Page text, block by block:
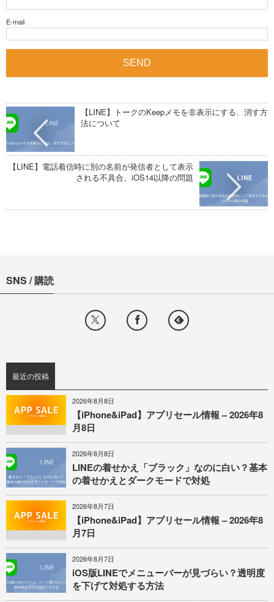
E-mail
【LINE】トークのKeepメモを非表示にする、消す方
法について
【LINE】電話着信時に別の名前が発信者として表示
される不具合、iOS14以降の問題
SNS / 購読
最近の投稿
2026年8月8日
【iPhone&iPad】アプリセール情報 – 2026年8
月8日
2026年8月8日
LINEの着せかえ「ブラック」なのに白い？基本
の着せかえとダークモードで対処
2026年8月7日
【iPhone&iPad】アプリセール情報 – 2026年8
月7日
2026年8月7日
iOS版LINEでメニューバーが見づらい？透明度
を下げて対処する方法